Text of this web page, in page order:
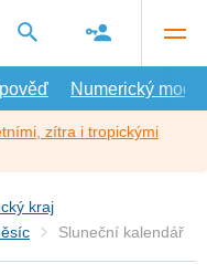
Numerický model
zítra i tropickými
kraj
Sluneční kalendář